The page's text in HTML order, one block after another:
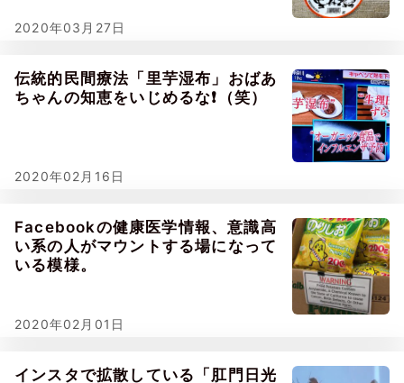
2020年03月27日
伝統的民間療法「里芋湿布」おばあ
ちゃんの知恵をいじめるな❗（笑）
2020年02月16日
Facebookの健康医学情報、意識高
い系の人がマウントする場になって
いる模様。
2020年02月01日
インスタで拡散している「肛門日光